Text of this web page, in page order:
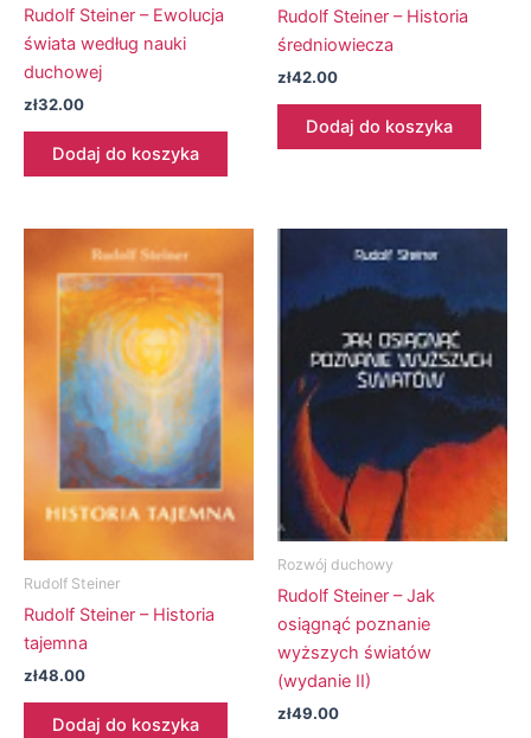
Rudolf Steiner – Ewolucja
świata według nauki
duchowej
zł32.00
Dodaj do koszyka
Rudolf Steiner – Historia
średniowiecza
zł42.00
Dodaj do koszyka
Rudolf Steiner
Rudolf Steiner – Historia
tajemna
zł48.00
Dodaj do koszyka
Rozwój duchowy
Rudolf Steiner – Jak
osiągnąć poznanie
wyższych światów
(wydanie II)
zł49.00